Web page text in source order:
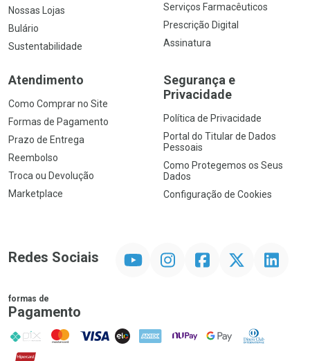
Nossas Lojas
Bulário
Sustentabilidade
Serviços Farmacêuticos
Prescrição Digital
Assinatura
Atendimento
Como Comprar no Site
Formas de Pagamento
Prazo de Entrega
Reembolso
Troca ou Devolução
Marketplace
Segurança e
Privacidade
Política de Privacidade
Portal do Titular de Dados
Pessoais
Como Protegemos os Seus
Dados
Configuração de Cookies
Redes Sociais InstagramFacebookTwitter Linkedin
formas de
Pagamento
PIX MasterCard
VISA ELO AMEX NuPay Google PayDiners Club
Hipercard